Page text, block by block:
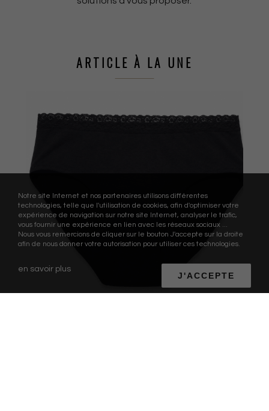
ARTICLE À LA UNE
Notre site Internet et nos partenaires utilisons différentes
technologies, telle que l'utilisation de cookies, afin d'optimiser votre
expérience de navigation sur notre site Internet, analyser le trafic,
vous fournir une expérience en lien avec les réseaux sociaux ...
Nous vous remercions de cliquer sur le bouton J'accepte sur la droite
afin de nous donner votre autorisation pour utiliser ces technologies.
en savoir plus
J'ACCEPTE